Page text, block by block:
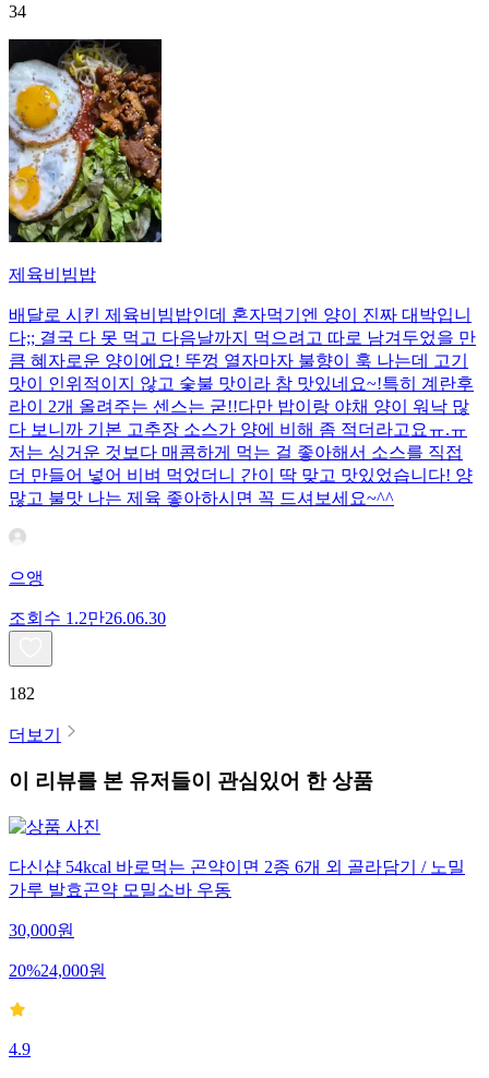
34
제육비빔밥
배달로 시킨 제육비빔밥인데 혼자먹기엔 양이 진짜 대박입니
다;; 결국 다 못 먹고 다음날까지 먹으려고 따로 남겨두었을 만
큼 혜자로운 양이에요! 뚜껑 열자마자 불향이 훅 나는데 고기
맛이 인위적이지 않고 숯불 맛이라 참 맛있네요~!특히 계란후
라이 2개 올려주는 센스는 굳!! ​다만 밥이랑 야채 양이 워낙 많
다 보니까 기본 고추장 소스가 양에 비해 좀 적더라고요ㅠ.ㅠ
저는 싱거운 것보다 매콤하게 먹는 걸 좋아해서 소스를 직접
더 만들어 넣어 비벼 먹었더니 간이 딱 맞고 맛있었습니다! 양
많고 불맛 나는 제육 좋아하시면 꼭 드셔보세요~^^
으앵
조회수 1.2만26.06.30
182
더보기
이 리뷰를 본 유저들이 관심있어 한 상품
다신샵 54kcal 바로먹는 곤약이면 2종 6개 외 골라담기 / 노밀
가루 발효곤약 모밀소바 우동
30,000원
20%24,000원
4.9